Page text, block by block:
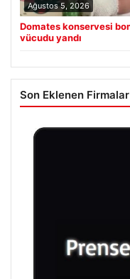
Ağustos 5, 2026
Domates konservesi
vücudu yandı
Son Eklenen Firmalar